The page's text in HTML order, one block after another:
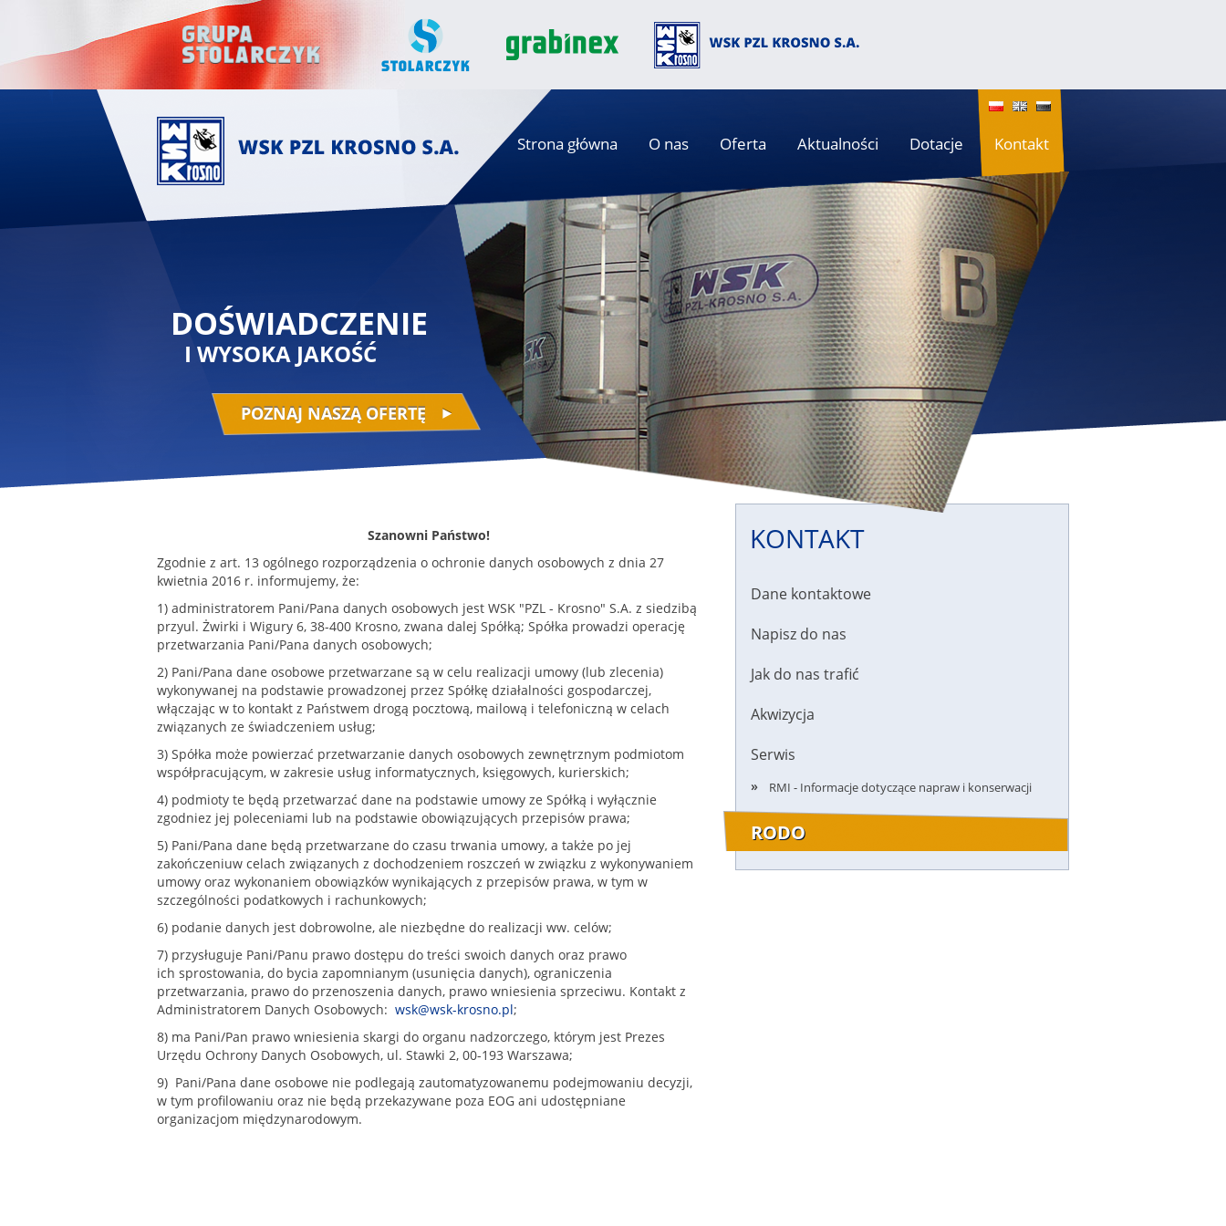
Strona główna O nas Oferta Aktualności Dotacje Kontakt
DOŚWIADCZENIE
I WYSOKA JAKOŚĆ
POZNAJ NASZĄ OFERTĘ
Szanowni Państwo!
Zgodnie z art. 13 ogólnego rozporządzenia o ochronie danych osobowych z dnia 27
kwietnia 2016 r. informujemy, że:
1) administratorem Pani/Pana danych osobowych jest WSK "PZL - Krosno" S.A. z siedzibą
przyul. Żwirki i Wigury 6, 38-400 Krosno, zwana dalej Spółką; Spółka prowadzi operację
przetwarzania Pani/Pana danych osobowych;
2) Pani/Pana dane osobowe przetwarzane są w celu realizacji umowy (lub zlecenia)
wykonywanej na podstawie prowadzonej przez Spółkę działalności gospodarczej,
włączając w to kontakt z Państwem drogą pocztową, mailową i telefoniczną w celach
związanych ze świadczeniem usług;
3) Spółka może powierzać przetwarzanie danych osobowych zewnętrznym podmiotom
współpracującym, w zakresie usług informatycznych, księgowych, kurierskich;
4) podmioty te będą przetwarzać dane na podstawie umowy ze Spółką i wyłącznie
zgodniez jej poleceniami lub na podstawie obowiązujących przepisów prawa;
5) Pani/Pana dane będą przetwarzane do czasu trwania umowy, a także po jej
zakończeniuw celach związanych z dochodzeniem roszczeń w związku z wykonywaniem
umowy oraz wykonaniem obowiązków wynikających z przepisów prawa, w tym w
szczególności podatkowych i rachunkowych;
6) podanie danych jest dobrowolne, ale niezbędne do realizacji ww. celów;
7) przysługuje Pani/Panu prawo dostępu do treści swoich danych oraz prawo
ich sprostowania, do bycia zapomnianym (usunięcia danych), ograniczenia
przetwarzania, prawo do przenoszenia danych, prawo wniesienia sprzeciwu. Kontakt z
Administratorem Danych Osobowych: wsk@wsk-krosno.pl;
8) ma Pani/Pan prawo wniesienia skargi do organu nadzorczego, którym jest Prezes
Urzędu Ochrony Danych Osobowych, ul. Stawki 2, 00-193 Warszawa;
9) Pani/Pana dane osobowe nie podlegają zautomatyzowanemu podejmowaniu decyzji,
w tym profilowaniu oraz nie będą przekazywane poza EOG ani udostępniane
organizacjom międzynarodowym.
KONTAKT
Dane kontaktowe
Napisz do nas
Jak do nas trafić
Akwizycja
Serwis
RMI - Informacje dotyczące napraw i konserwacji
RODO